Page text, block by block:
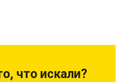
что искали?